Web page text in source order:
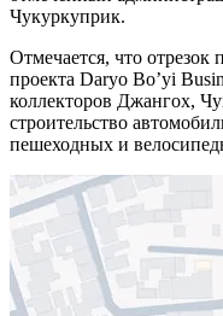
Чукуркуприк.
Отмечается, что отрезок
проекта Daryo Bo’yi
коллекторов Джангох,
строительство
пешеходных и